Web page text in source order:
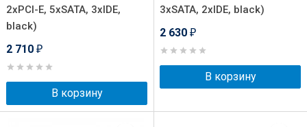
2xPCI-E, 5xSATA, 3xIDE,
black)
2 710 ₽
В корзину
3xSATA, 2xIDE, black)
2 630 ₽
В корзину